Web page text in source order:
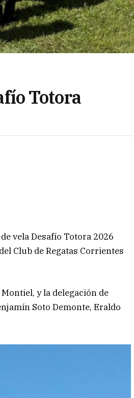
Totora
vela Desafío Totora 2026
Club de Regatas Corrientes
y la delegación de
Soto Demonte, Eraldo